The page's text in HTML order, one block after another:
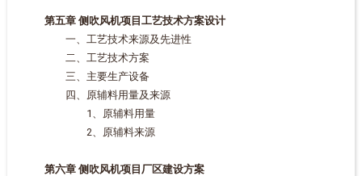
第五章 侧吹风机项目工艺技术方案设计
一、工艺技术来源及先进性
二、工艺技术方案
三、主要生产设备
四、原辅料用量及来源
1、原辅料用量
2、原辅料来源
第六章 侧吹风机项目厂区建设方案